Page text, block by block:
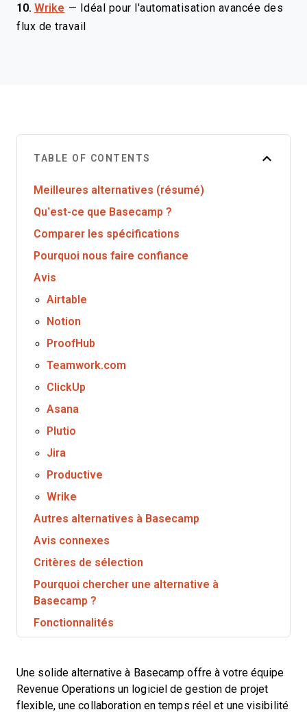
10. Wrike —
Idéal pour l'automatisation avancée des
flux de travail
TABLE OF CONTENTS
Meilleures alternatives (résumé)
Qu’est-ce que Basecamp ?
Comparer les spécifications
Pourquoi nous faire confiance
Avis
Airtable
Notion
ProofHub
Teamwork.com
ClickUp
Asana
Plutio
Jira
Productive
Wrike
Autres alternatives à Basecamp
Avis connexes
Critères de sélection
Pourquoi chercher une alternative à
Basecamp ?
Fonctionnalités
Une solide alternative à Basecamp offre à votre équipe
Revenue Operations un logiciel de gestion de projet
flexible, une collaboration en temps réel et une visibilité